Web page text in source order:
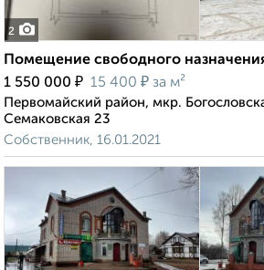
2
Помещение свободного
1 550 000 ₽ 15 400 ₽ за м²
Первомайский район, мкр.
Семаковская 23
Собственник, 16.01.2021